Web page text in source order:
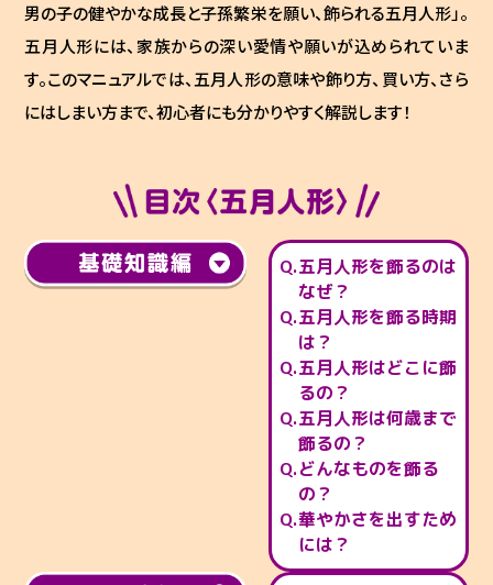
男の子の健やかな成長と子孫繁栄を願い、飾られる五月人形」。
五月人形には、家族からの深い愛情や願いが込められていま
す。このマニュアルでは、五月人形の意味や飾り方、買い方、さら
にはしまい方まで、初心者にも分かりやすく解説します！
五月人形を飾るのは
なぜ？
五月人形を飾る時期
は？
五月人形はどこに飾
るの？
五月人形は何歳まで
飾るの？
どんなものを飾る
の？
華やかさを出すため
には？